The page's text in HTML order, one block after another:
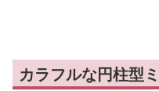
カラフルな円柱型